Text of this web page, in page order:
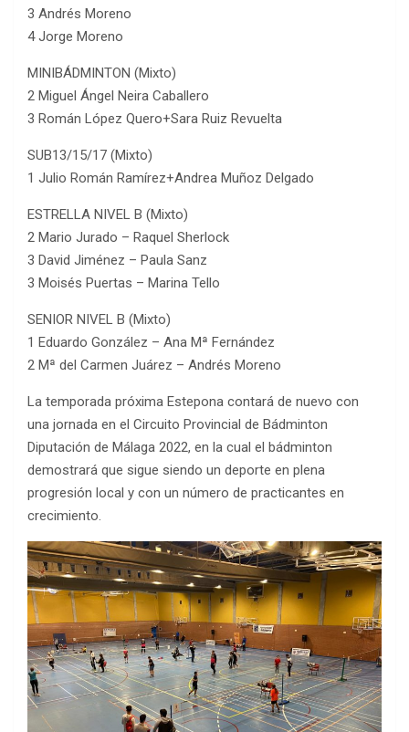
3 Andrés Moreno
4 Jorge Moreno
MINIBÁDMINTON (Mixto)
2 Miguel Ángel Neira Caballero
3 Román López Quero+Sara Ruiz Revuelta
SUB13/15/17 (Mixto)
1 Julio Román Ramírez+Andrea Muñoz Delgado
ESTRELLA NIVEL B (Mixto)
2 Mario Jurado – Raquel Sherlock
3 David Jiménez – Paula Sanz
3 Moisés Puertas – Marina Tello
SENIOR NIVEL B (Mixto)
1 Eduardo González – Ana Mª Fernández
2 Mª del Carmen Juárez – Andrés Moreno
La temporada próxima Estepona contará de nuevo con
una jornada en el Circuito Provincial de Bádminton
Diputación de Málaga 2022, en la cual el bádminton
demostrará que sigue siendo un deporte en plena
progresión local y con un número de practicantes en
crecimiento.